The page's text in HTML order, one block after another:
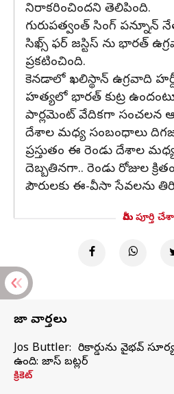
నిరాకరించిందని తెలిపింది.
గురుపత్వంత్ సింగ్ పన్నూన్
సిఖ్స్ ఫర్ జస్టిస్ ను భారత్
ప్రకటించింది.
కెనడాలో ఖలిస్థాన్ ఉగ్రవాది
హత్యలో భారత్ కుట్ర
పార్లమెంట్ వేదికగా సంచలన
దేశాల మధ్య సంబంధాలు
ప్రస్తుతం ఈ రెండు దేశాల
దెబ్బతినగా.. రెండు రోజుల
పౌరులకు ఈ-వీసా సేవలను
మీరు పూర్తి
తాజా వార్తలు
Jos Buttler: నా రికార్డును వైభవ్
ఉంది: జాస్ బట్లర్
క్రికెట్